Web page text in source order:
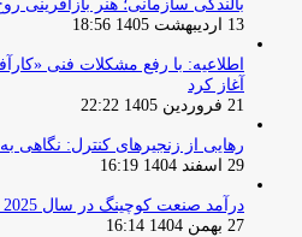
بالندگی سازمانی؛ هنر
13 اردیبهشت 1405 18:56
اطلاعیه: با رفع مشکلات فنی
آغاز کرد
21 فروردین 1405 22:22
رهایی از زنجیرهای کنترل: نگاهی
29 اسفند 1404 16:19
درآمد صنعت کوچینگ در سال 2025 به ۵.۳۴ میلیارد دلار آمریکا رسید
27 بهمن 1404 16:14